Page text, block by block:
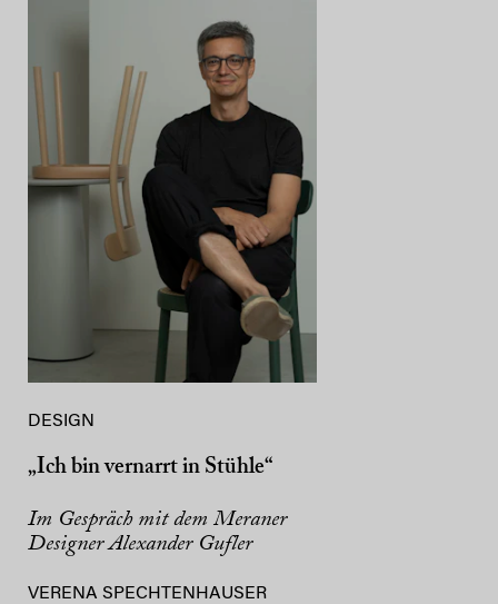
DESIGN
„Ich bin vernarrt in Stühle“
Im Gespräch mit dem Meraner
Designer Alexander Gufler
VERENA SPECHTENHAUSER